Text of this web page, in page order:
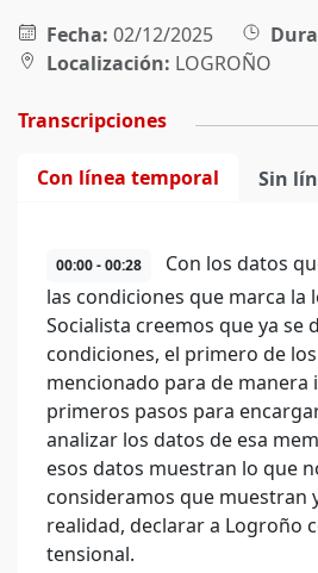
Fecha: 02/12/2025
Localización: LOGROÑO
Transcripciones
Con línea temporal Sin
00:00 - 00:28
Con los datos
las condiciones que marca la
Socialista creemos que ya se
condiciones, el primero de
mencionado para de manera
primeros pasos para
analizar los datos de esa
esos datos muestran lo que
consideramos que muestran
realidad, declarar a Logroño
tensional.